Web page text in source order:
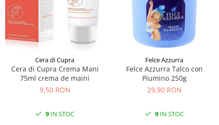
Cera di Cupra
Cera di Cupra Crema Mani
75ml crema de maini
9,50 RON
9 IN STOC
Felce Azzurra
Felce Azzurra Talco con
Piumino 250g
29,90 RON
9 IN STOC